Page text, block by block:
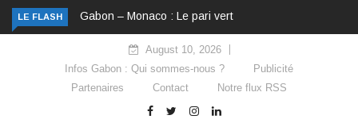
LE FLASH Gabon – Monaco : Le pari vert
August 10, 2026
Infos Gabon : Qui sommes-nous ?
Publicité
Partenaires
Contact Notre flux RSS